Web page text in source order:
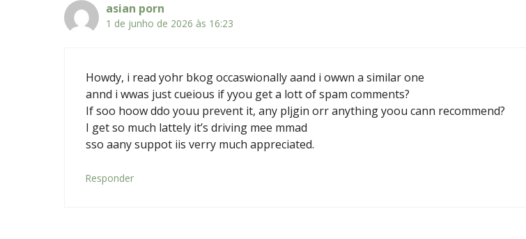
asian porn
1 de junho de 2026 às 16:23
Howdy, i read yohr bkog occaswionally aand i owwn a similar one
annd i wwas just cueious if yyou get a lott of spam comments?
If soo hoow ddo youu prevent it, any pljgin orr anything yoou cann recommend?
I get so much lattely it’s driving mee mmad
sso aany suppot iis verry much appreciated.
Responder